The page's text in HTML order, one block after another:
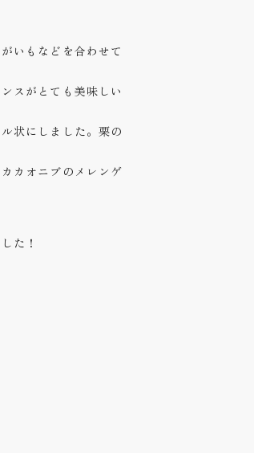
いもなどを合わせて
スがとても美味しい
状にしました。栗の
カオニブのメレンゲ
た！